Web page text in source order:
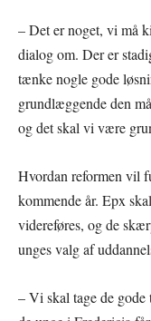
– Det er noget, vi må
dialog om. Der er
tænke nogle gode
grundlæggende den
og det skal vi være
Hvordan reformen vil
kommende år. Epx
videreføres, og de
unges valg af
– Vi skal tage de